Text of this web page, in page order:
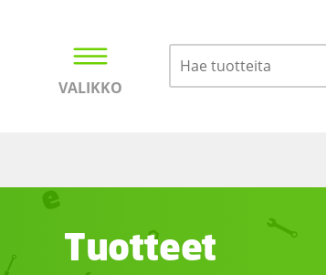
VALIKKO
Tuotteet